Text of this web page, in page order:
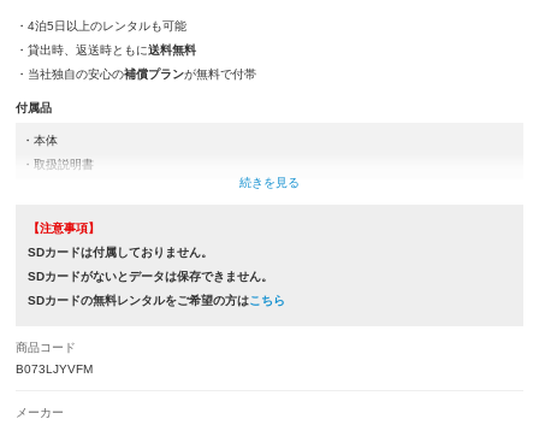
・4泊5日以上のレンタルも可能
・貸出時、返送時ともに送料無料
・当社独自の安心の補償プランが無料で付帯
付属品
・本体
・取扱説明書
・ネックストラップ
・カメラケース
・標準ズームレンズ
・レンズフード
※取扱説明書とレンズフードは付属していない商品もございます。
【注意事項】
SDカードは付属しておりません。
SDカードがないとデータは保存できません。
SDカードの無料レンタルをご希望の方はこちら
商品コード
B073LJYVFM
メーカー